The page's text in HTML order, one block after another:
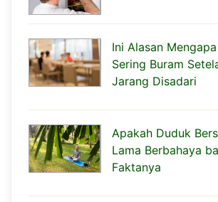
Ini Alasan
Sering Buram
Jarang Disadari
Apakah Duduk
Lama Berbahaya
Faktanya